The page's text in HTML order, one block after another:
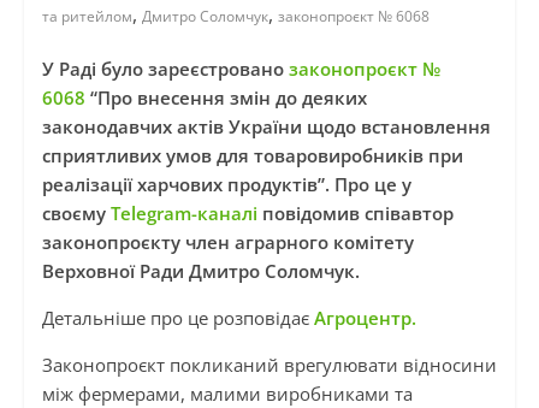
та ритейлом, Дмитро Соломчук, законопроєкт № 6068
У Раді було зареєстровано законопроєкт №
6068 “Про внесення змін до деяких
законодавчих актів України щодо встановлення
сприятливих умов для товаровиробників при
реалізації харчових продуктів”. Про це у
своєму Telegram-каналі повідомив співавтор
законопроєкту член аграрного комітету
Верховної Ради Дмитро Соломчук.
Детальніше про це розповідає Агроцентр.
Законопроєкт покликаний врегулювати відносини
між фермерами, малими виробниками та